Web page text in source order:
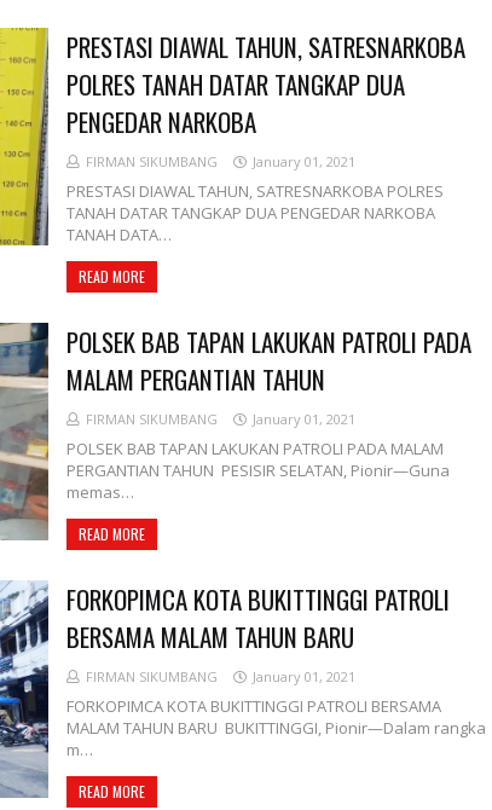
PRESTASI DIAWAL TAHUN, SATRESNARKOBA
POLRES TANAH DATAR TANGKAP DUA
PENGEDAR NARKOBA
FIRMAN SIKUMBANG January 01, 2021
PRESTASI DIAWAL TAHUN, SATRESNARKOBA POLRES
TANAH DATAR TANGKAP DUA PENGEDAR NARKOBA
TANAH DATA…
READ MORE
POLSEK BAB TAPAN LAKUKAN PATROLI PADA
MALAM PERGANTIAN TAHUN
FIRMAN SIKUMBANG January 01, 2021
POLSEK BAB TAPAN LAKUKAN PATROLI PADA MALAM
PERGANTIAN TAHUN PESISIR SELATAN, Pionir—Guna
memas…
READ MORE
FORKOPIMCA KOTA BUKITTINGGI PATROLI
BERSAMA MALAM TAHUN BARU
FIRMAN SIKUMBANG January 01, 2021
FORKOPIMCA KOTA BUKITTINGGI PATROLI BERSAMA
MALAM TAHUN BARU BUKITTINGGI, Pionir—Dalam rangka
m…
READ MORE